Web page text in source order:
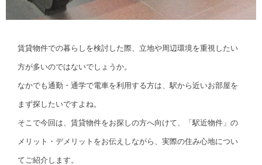
賃貸物件での暮らしを検討した際、立地や周辺環境を重視したい
方が多いのではないでしょうか。
なかでも通勤・通学で電車を利用する方は、駅から近いお部屋を
まず探したいですよね。
そこで今回は、賃貸物件をお探しの方へ向けて、「駅近物件」の
メリット・デメリットをお伝えしながら、実際の住み心地につい
てご紹介します。